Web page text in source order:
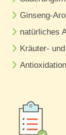
Ginseng-
natürliches
Kräuter-